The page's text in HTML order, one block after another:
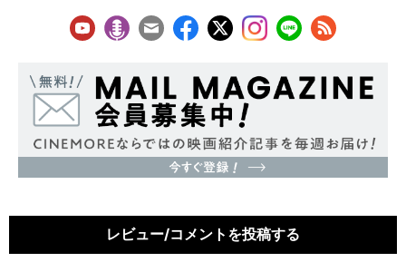
レビュー/コメントを投稿する